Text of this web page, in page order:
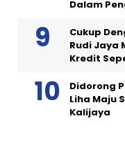
Dalam
Cukup
Rudi Jaya
Kredit
Didorong
Liha Maju
Kalijaya